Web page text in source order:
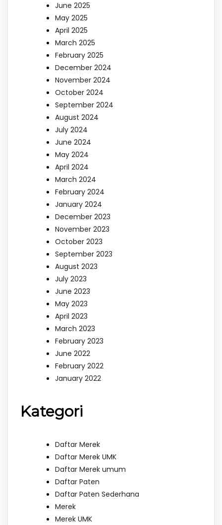
June 2025
May 2025
April 2025
March 2025
February 2025
December 2024
November 2024
October 2024
September 2024
August 2024
July 2024
June 2024
May 2024
April 2024
March 2024
February 2024
January 2024
December 2023
November 2023
October 2023
September 2023
August 2023
July 2023
June 2023
May 2023
April 2023
March 2023
February 2023
June 2022
February 2022
January 2022
Kategori
Daftar Merek
Daftar Merek UMK
Daftar Merek umum
Daftar Paten
Daftar Paten Sederhana
Merek
Merek UMK